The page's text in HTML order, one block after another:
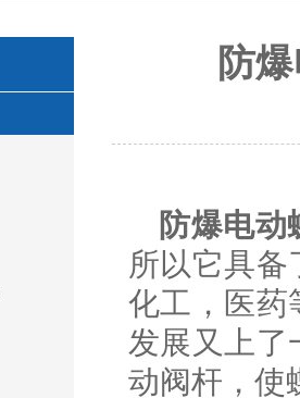
防
防爆电动
所以它具
化工，医药
发展又上了
动阀杆，使